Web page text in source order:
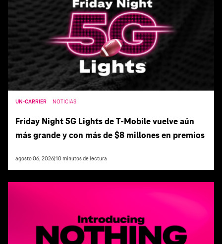
UN-CARRIER NOTICIAS
Friday Night 5G Lights de T‑Mobile vuelve aún
más grande y con más de $8 millones en premios
agosto 06, 2026 10 minutos de lectura